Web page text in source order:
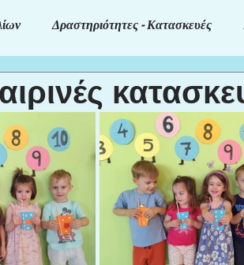
Δραστηριότητες - Κατασκευές